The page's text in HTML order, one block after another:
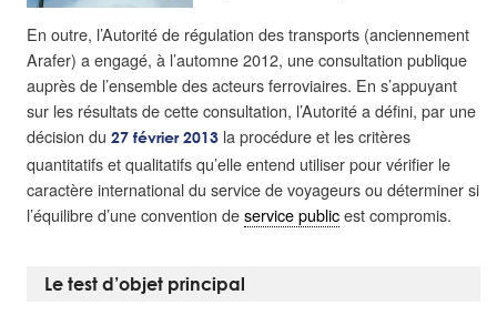
En outre, l’Autorité de régulation des transports (anciennement
Arafer) a engagé, à l’automne 2012, une consultation publique
auprès de l’ensemble des acteurs ferroviaires. En s’appuyant
sur les résultats de cette consultation, l’Autorité a défini, par une
décision du 27 février 2013 la procédure et les critères
quantitatifs et qualitatifs qu’elle entend utiliser pour vérifier le
caractère international du service de voyageurs ou déterminer si
l’équilibre d’une convention deservice publicest compromis.
Le test d’objet principal